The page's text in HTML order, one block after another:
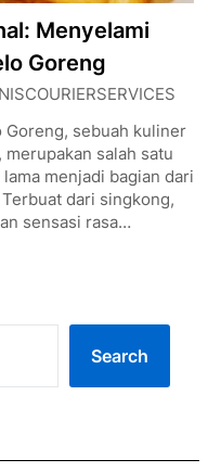
Menyelami
Goreng
Goreng, sebuah kuliner
merupakan salah satu
menjadi bagian dari
dari singkong,
sensasi rasa…
Search